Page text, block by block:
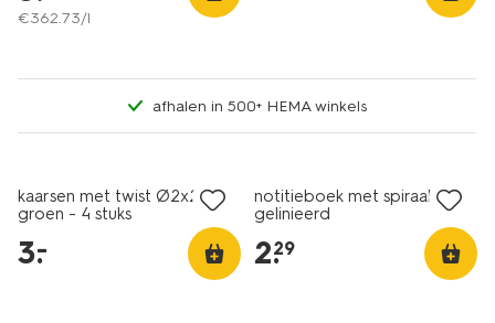
€362.73/l
afhalen in 500+ HEMA winkels
kaarsen met twist Ø2x25
groen - 4 stuks
3.
–
notitieboek met spiraal A6
gelinieerd
2.
29